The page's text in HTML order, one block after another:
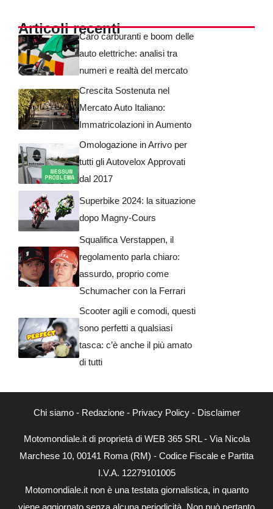
Articoli recentiCaro carburanti e boom delle
auto elettriche: analisi tra
numeri e realtà del mercato
Crescita Sostenuta nel
Mercato Auto Italiano:
Immatricolazioni in Aumento
Omologazione in Arrivo per
tutti gli Autovelox Approvati
dal 2017
Superbike 2024: la situazione
dopo Magny-Cours
Squalifica Verstappen, il
regolamento parla chiaro:
assurdo, proprio come
Schumacher con la Ferrari
Scooter agili e comodi, questi
sono perfetti a qualsiasi
tasca: c’è anche il più amato
di tutti
Chi siamo- Redazione- Privacy Policy- Disclaimer
Motomondiale.it di proprietà di WEB 365 SRL - Via Nicola
Marchese 10, 00141 Roma (RM) - Codice Fiscale e Partita
I.V.A. 12279101005
Motomondiale.it non è una testata giornalistica, in quanto
viene aggiornato senza alcuna periodicità. Non può pertanto